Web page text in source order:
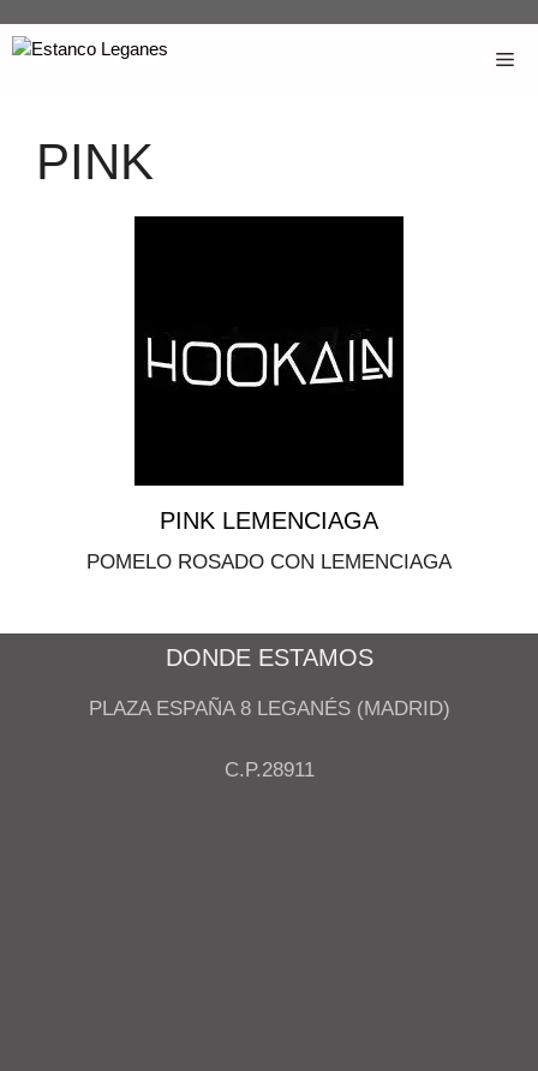
PINK
PINK LEMENCIAGA
POMELO ROSADO CON LEMENCIAGA
DONDE ESTAMOS
PLAZA ESPAÑA 8 LEGANÉS (MADRID)
C.P.28911